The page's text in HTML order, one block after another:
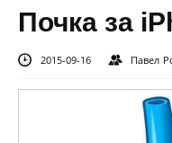
Почка за
2015-09-16 Павел